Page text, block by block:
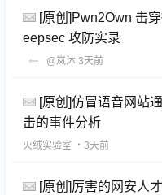
[原创]Pwn2Own 击
eepsec 攻防实录
@岚沐 3天前
[原创]仿冒语音网站
击的事件分析
火绒实验室 ・3天前
[原创]厉害的网安人